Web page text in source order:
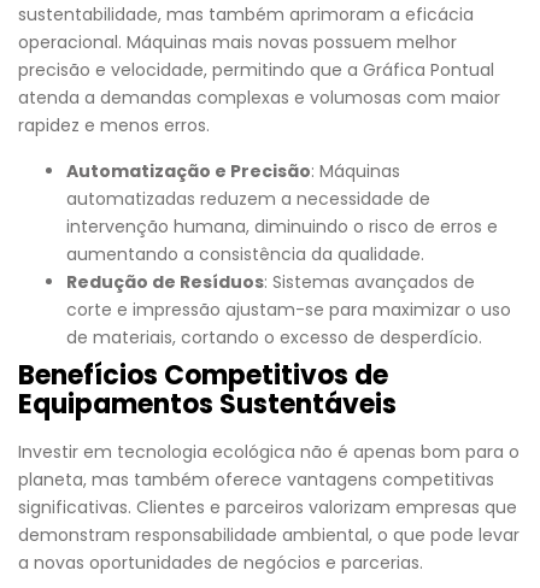
sustentabilidade, mas também aprimoram a eficácia
operacional. Máquinas mais novas possuem melhor
precisão e velocidade, permitindo que a Gráfica Pontual
atenda a demandas complexas e volumosas com maior
rapidez e menos erros.
Automatização e Precisão: Máquinas
automatizadas reduzem a necessidade de
intervenção humana, diminuindo o risco de erros e
aumentando a consistência da qualidade.
Redução de Resíduos: Sistemas avançados de
corte e impressão ajustam-se para maximizar o uso
de materiais, cortando o excesso de desperdício.
Benefícios Competitivos de
Equipamentos Sustentáveis
Investir em tecnologia ecológica não é apenas bom para o
planeta, mas também oferece vantagens competitivas
significativas. Clientes e parceiros valorizam empresas que
demonstram responsabilidade ambiental, o que pode levar
a novas oportunidades de negócios e parcerias.